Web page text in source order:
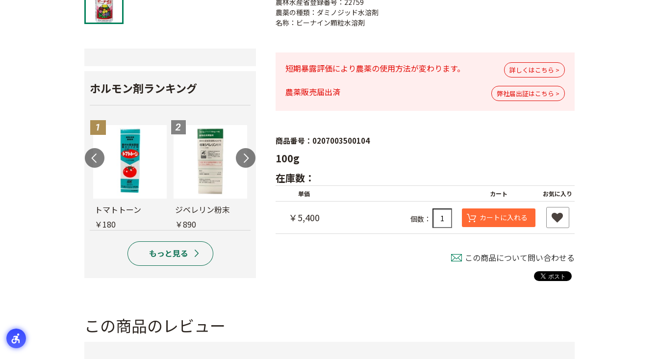
ホルモン剤ランキング
トマトトーン
￥180
ジベレリン粉末
￥890
オキシベロン液剤
￥3,040
ビーエー液剤
￥940
農林水産省登録番号：22759
農薬の種類：ダミノジッド水溶剤
名称：ビーナイン顆粒水溶剤
短期暴露評価により農薬の使用方法が変わります。 詳しくはこちら >
農薬販売届出済 弊社届出証はこちら >
商品番号：0207003500104
100g
在庫数：
単価 カート お気に入り
￥5,400 個数： カートに入れる
この商品について問い合わせる
この商品のレビュー